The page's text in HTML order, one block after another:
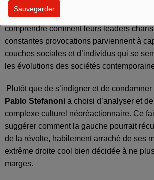
Sauvegarder
Cet essai vif et documenté nous montre
grand temps de les prendre au sérieux. Et
comprendre comment leurs leaders
constantes provocations parviennent à
couches sociales et d’individus qui se
les évolutions des sociétés
Plutôt que de s’indigner et de
Pablo Stefanoni a choisi d’analyser et
complexe culturel néoréactionnaire. Ce
suggérer comment la gauche pourrait
de la révolte, habilement arraché de ses
extrême droite cool bien décidée à ne
marges.